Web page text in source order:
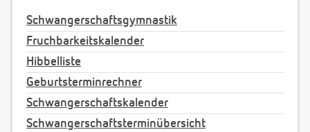
Schwangerschaftsgymnastik
Fruchbarkeitskalender
Hibbelliste
Geburtsterminrechner
Schwangerschaftskalender
Schwangerschaftsterminübersicht